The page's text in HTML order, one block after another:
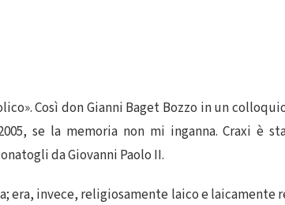
Così don Gianni Baget Bozzo in un
se la memoria non mi inganna. Craxi è
da Giovanni Paolo II.
era, invece, religiosamente laico e laicamente